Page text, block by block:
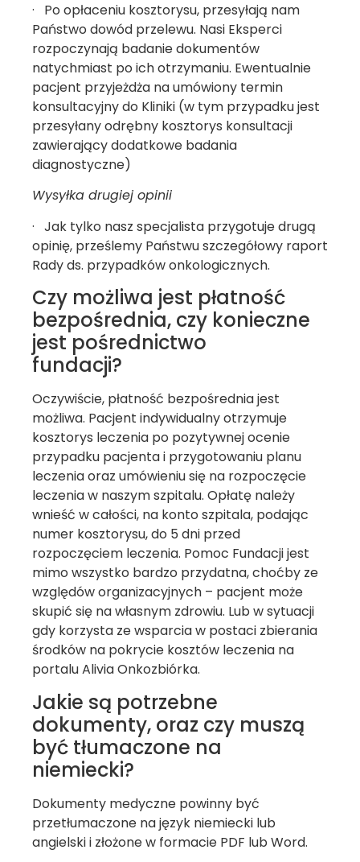
· Po opłaceniu kosztorysu, przesyłają nam
Państwo dowód przelewu. Nasi Eksperci
rozpoczynają badanie dokumentów
natychmiast po ich otrzymaniu. Ewentualnie
pacjent przyjeżdża na umówiony termin
konsultacyjny do Kliniki (w tym przypadku jest
przesyłany odrębny kosztorys konsultacji
zawierający dodatkowe badania
diagnostyczne)
Wysyłka drugiej opinii
· Jak tylko nasz specjalista przygotuje drugą
opinię, prześlemy Państwu szczegółowy raport
Rady ds. przypadków onkologicznych.
Czy możliwa jest płatność
bezpośrednia, czy konieczne
jest pośrednictwo
fundacji?
Oczywiście, płatność bezpośrednia jest
możliwa. Pacjent indywidualny otrzymuje
kosztorys leczenia po pozytywnej ocenie
przypadku pacjenta i przygotowaniu planu
leczenia oraz umówieniu się na rozpoczęcie
leczenia w naszym szpitalu. Opłatę należy
wnieść w całości, na konto szpitala, podając
numer kosztorysu, do 5 dni przed
rozpoczęciem leczenia. Pomoc Fundacji jest
mimo wszystko bardzo przydatna, choćby ze
względów organizacyjnych – pacjent może
skupić się na własnym zdrowiu. Lub w sytuacji
gdy korzysta ze wsparcia w postaci zbierania
środków na pokrycie kosztów leczenia na
portalu Alivia Onkozbiórka.
Jakie są potrzebne
dokumenty, oraz czy muszą
być tłumaczone na
niemiecki?
Dokumenty medyczne powinny być
przetłumaczone na język niemiecki lub
angielski i złożone w formacie PDF lub Word.